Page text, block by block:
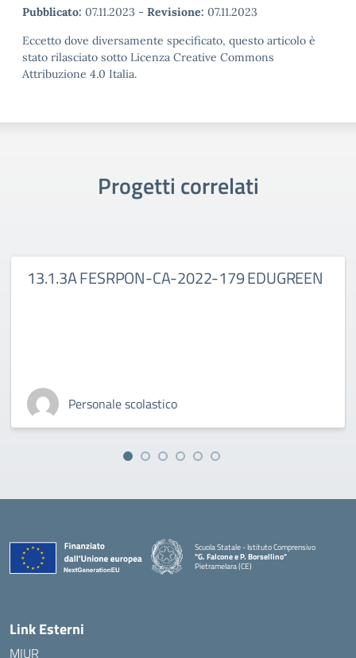
Pubblicato: 07.11.2023 - Revisione: 07.11.2023
Eccetto dove diversamente specificato, questo articolo è
stato rilasciato sotto Licenza Creative Commons
Attribuzione 4.0 Italia.
Progetti correlati
13.1.3A FESRPON-CA-2022-179 EDUGREEN
Personale scolastico
Scuola Statale - Istituto Comprensivo
"G. Falcone e P. Borsellino"
Pietramelara (CE)
Link Esterni
MIUR